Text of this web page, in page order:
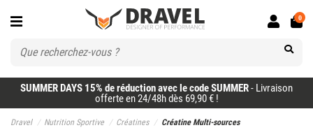
SUMMER DAYS 15% de réduction avec le code SUMMER- Livraison
offerte en 24/48h dès 69,90 € !
0
Dravel Nutrition Sportive Créatines Créatine Multi-sources